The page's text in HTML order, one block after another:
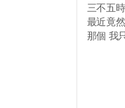
三不五
最近竟
那個 我